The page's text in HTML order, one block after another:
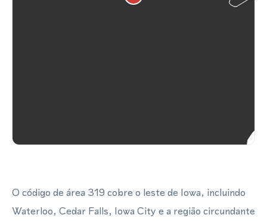
O código de área 319 cobre o leste de Iowa, incluindo
Waterloo, Cedar Falls, Iowa City e a região circundante